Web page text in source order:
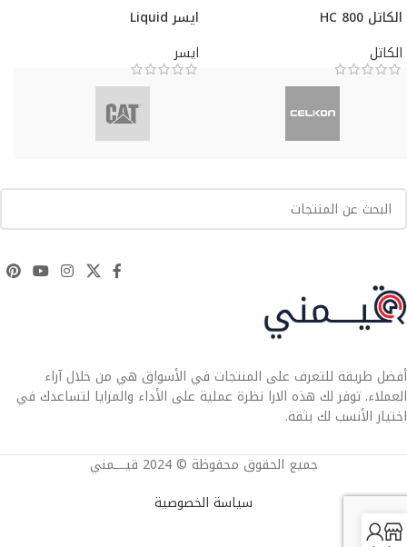
الكاتل HC 800
الكاتل
ايسر Liquid
ايسر
أفضل طريقة للتعرف على المنتجات في الأسواق هي من خلال آراء
العملاء. توفر لك هذه الارا نظرة عملية على الأداء والمزايا لتساعدك في
اختيار الأنسب لك بثقة.
جميع الحقوق محفوظة © 2024 قيــــمني
سياسة الخصوصية